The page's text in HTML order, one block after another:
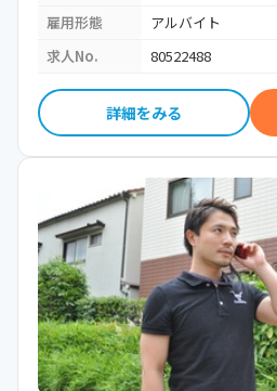
雇用形態
アルバイト
求人No.
80522488
詳細をみる